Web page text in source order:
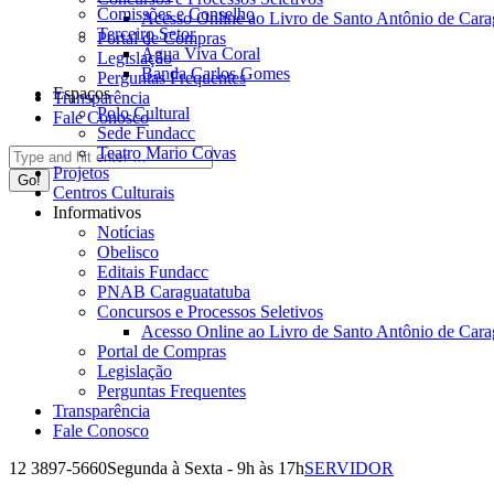
Acesso Online ao Livro de Santo Antônio de
Portal de Compras
Legislação
Perguntas Frequentes
Transparência
Fale Conosco
Search:
Comissões e Conselho
Terceiro Setor
Água Viva Coral
Banda Carlos Gomes
Espaços
Polo Cultural
Sede Fundacc
Teatro Mario Covas
Projetos
Centros Culturais
Informativos
Notícias
Obelisco
Editais Fundacc
PNAB Caraguatatuba
Concursos e Processos Seletivos
Acesso Online ao Livro de Santo Antônio de
Portal de Compras
Legislação
Perguntas Frequentes
Transparência
Fale Conosco
12 3897-5660Segunda à Sexta - 9h às 17hSERVIDOR